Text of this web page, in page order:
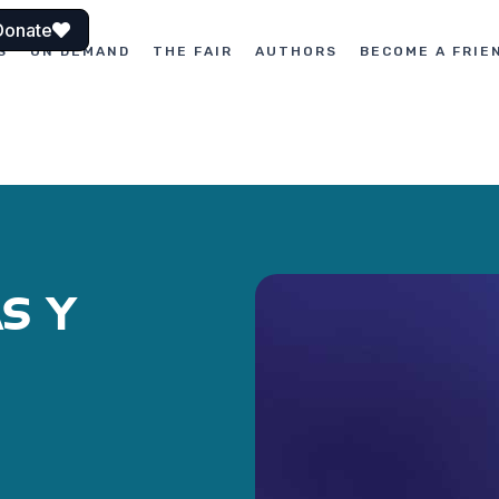
ON DEMAND THE FAIR AUTHORS BECOME A
Y